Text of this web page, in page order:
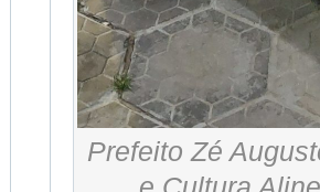
Prefeito Zé